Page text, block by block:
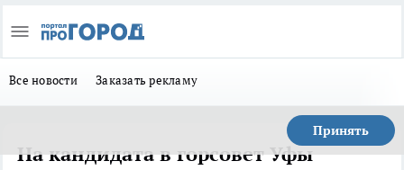
Все новости Заказать рекламу
Принять
На кандидата в горсовет Уфы